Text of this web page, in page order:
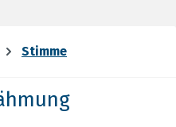
Stimme